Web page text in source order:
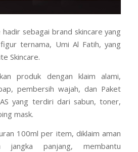
hadir sebagai brand skincare yang
ternama, Umi Al Fatih, yang
Skincare.
produk dengan klaim alami,
pembersih wajah, dan Paket
yang terdiri dari sabun, toner,
mask.
100ml per item, diklaim aman
jangka panjang, membantu